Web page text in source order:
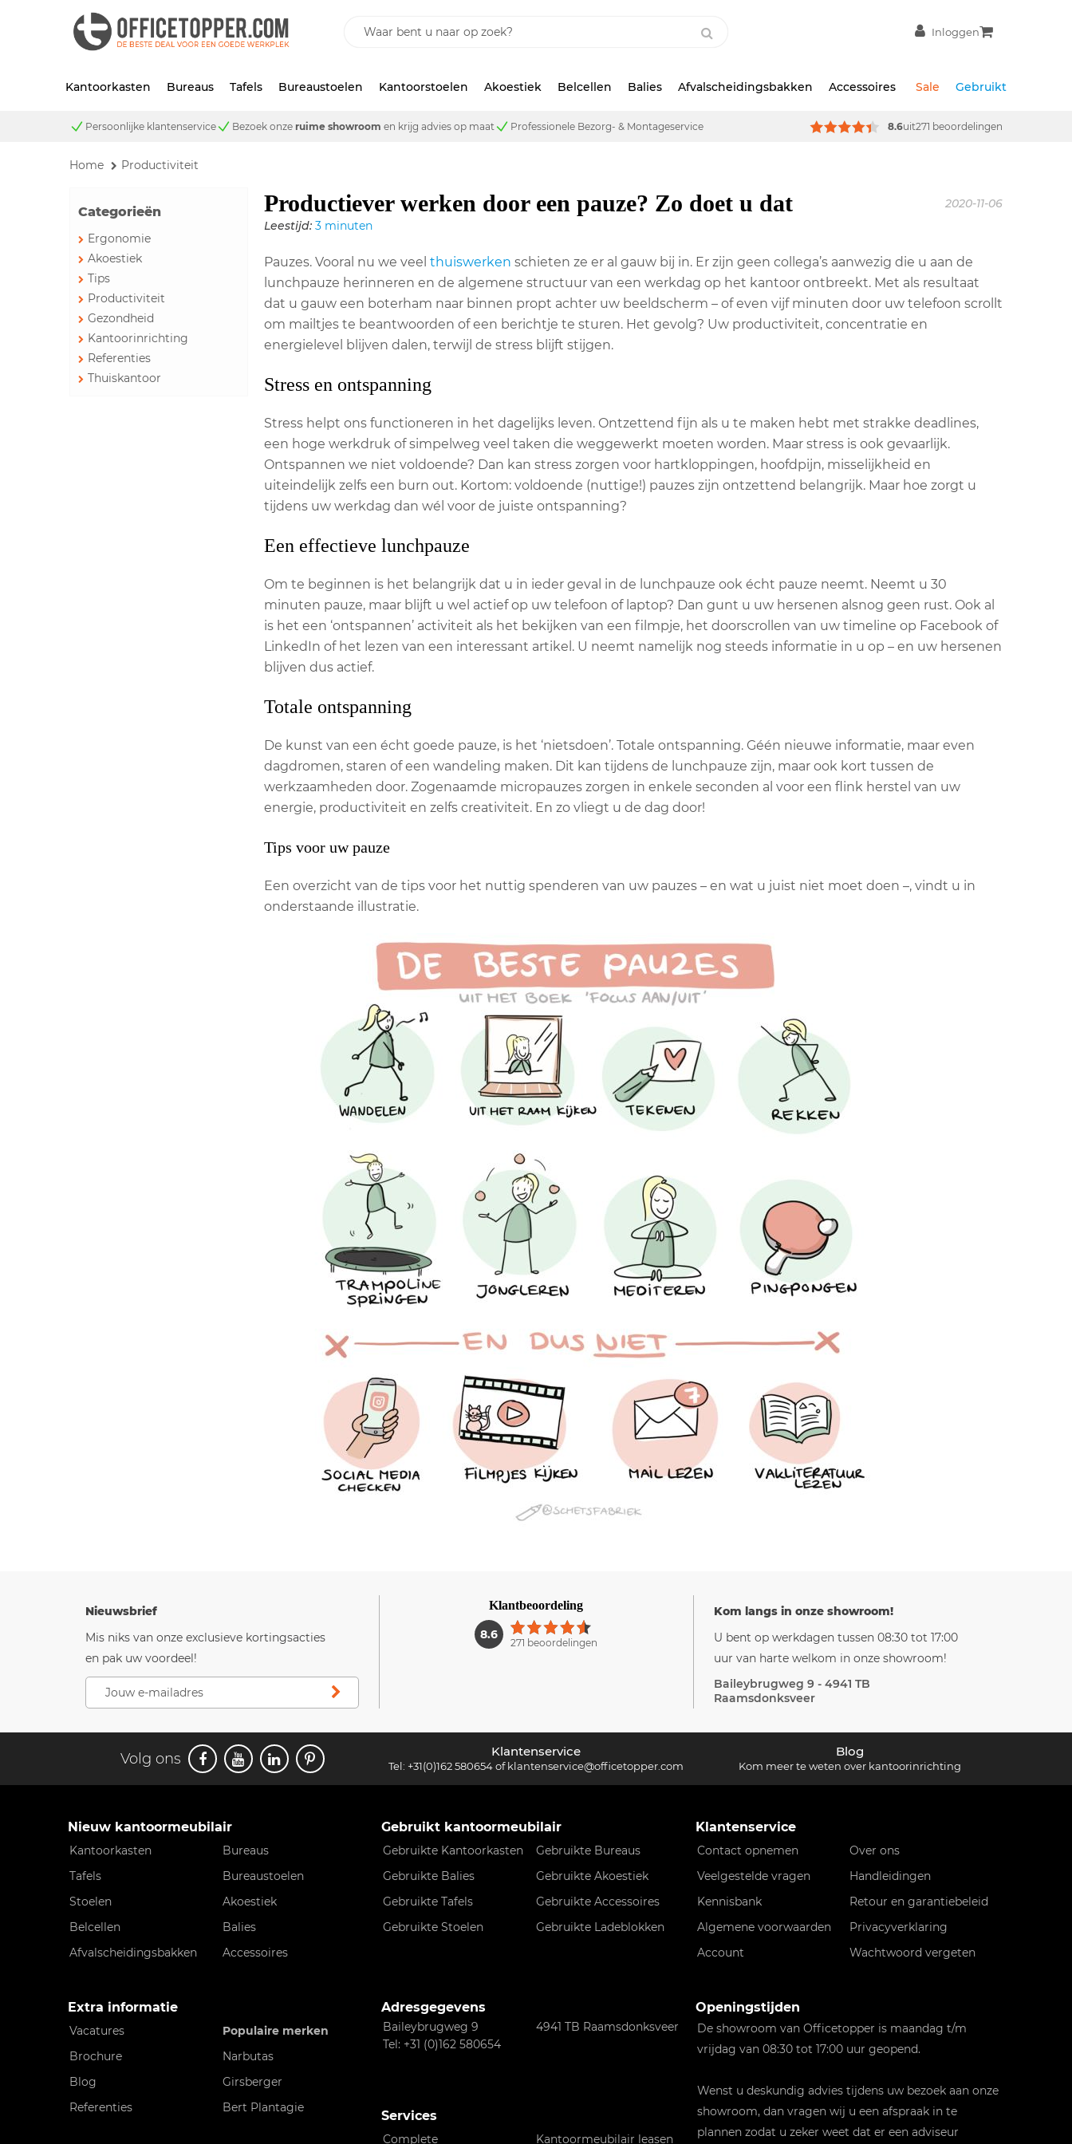
Inloggen
Kantoorkasten Bureaus Tafels Bureaustoelen Kantoorstoelen Akoestiek Belcellen Balies Afvalscheidingsbakken Accessoires Sale Gebruikt
Persoonlijke klantenservice Bezoek onze ruime showroom en krijg advies op maat Professionele Bezorg- & Montageservice 8.6uit271 beoordelingen
Home Productiviteit
Categorieën
Ergonomie
Akoestiek
Tips
Productiviteit
Gezondheid
Kantoorinrichting
Referenties
Thuiskantoor
Productiever werken door een pauze? Zo doet u dat
2020-11-06
Leestijd:3 minuten
Pauzes. Vooral nu we veel thuiswerken schieten ze er al gauw bij in. Er zijn geen collega’s aanwezig die u aan de
lunchpauze herinneren en de algemene structuur van een werkdag op het kantoor ontbreekt. Met als resultaat
dat u gauw een boterham naar binnen propt achter uw beeldscherm – of even vijf minuten door uw telefoon scrollt
om mailtjes te beantwoorden of een berichtje te sturen. Het gevolg? Uw productiviteit, concentratie en
energielevel blijven dalen, terwijl de stress blijft stijgen.
Stress en ontspanning
Stress helpt ons functioneren in het dagelijks leven. Ontzettend fijn als u te maken hebt met strakke deadlines,
een hoge werkdruk of simpelweg veel taken die weggewerkt moeten worden. Maar stress is ook gevaarlijk.
Ontspannen we niet voldoende? Dan kan stress zorgen voor hartkloppingen, hoofdpijn, misselijkheid en
uiteindelijk zelfs een burn out. Kortom: voldoende (nuttige!) pauzes zijn ontzettend belangrijk. Maar hoe zorgt u
tijdens uw werkdag dan wél voor de juiste ontspanning?
Een effectieve lunchpauze
Om te beginnen is het belangrijk dat u in ieder geval in de lunchpauze ook écht pauze neemt. Neemt u 30
minuten pauze, maar blijft u wel actief op uw telefoon of laptop? Dan gunt u uw hersenen alsnog geen rust. Ook al
is het een ‘ontspannen’ activiteit als het bekijken van een filmpje, het doorscrollen van uw timeline op Facebook of
LinkedIn of het lezen van een interessant artikel. U neemt namelijk nog steeds informatie in u op – en uw hersenen
blijven dus actief.
Totale ontspanning
De kunst van een écht goede pauze, is het ‘nietsdoen’. Totale ontspanning. Géén nieuwe informatie, maar even
dagdromen, staren of een wandeling maken. Dit kan tijdens de lunchpauze zijn, maar ook kort tussen de
werkzaamheden door. Zogenaamde micropauzes zorgen in enkele seconden al voor een flink herstel van uw
energie, productiviteit en zelfs creativiteit. En zo vliegt u de dag door!
Tips voor uw pauze
Een overzicht van de tips voor het nuttig spenderen van uw pauzes – en wat u juist niet moet doen –, vindt u in
onderstaande illustratie.
Nieuwsbrief
Mis niks van onze exclusieve kortingsacties
en pak uw voordeel!
Klantbeoordeling
8.6 1
271 beoordelingen
Kom langs in onze showroom!
U bent op werkdagen tussen 08:30 tot 17:00
uur van harte welkom in onze showroom!
Baileybrugweg 9 - 4941 TB
Raamsdonksveer
Volg ons Klantenservice
Tel: +31(0)162 580654ofklantenservice@officetopper.com
Blog
Kom meer te weten over kantoorinrichting
Nieuw kantoormeubilair
Kantoorkasten
Bureaus
Tafels
Bureaustoelen
Stoelen
Akoestiek
Belcellen
Balies
Afvalscheidingsbakken
Accessoires
Extra informatie
Vacatures
Populaire merken
Brochure
Narbutas
Blog
Girsberger
Referenties
Bert Plantagie
Gebruikt kantoormeubilair
Gebruikte Kantoorkasten
Gebruikte Bureaus
Gebruikte Balies
Gebruikte Akoestiek
Gebruikte Tafels
Gebruikte Accessoires
Gebruikte Stoelen
Gebruikte Ladeblokken
Adresgegevens
Baileybrugweg 9
4941 TB Raamsdonksveer
Tel: +31 (0)162 580654
Services
Complete Kantoormeubilair leasen
Klantenservice
Contact opnemen
Over ons
Veelgestelde vragen
Handleidingen
Kennisbank
Retour en garantiebeleid
Algemene voorwaarden
Privacyverklaring
Account
Wachtwoord vergeten
Openingstijden
De showroom van Officetopper is maandag t/m
vrijdag van 08:30 tot 17:00 uur geopend.
Wenst u deskundig advies tijdens uw bezoek aan onze
showroom, dan vragen wij u een afspraak in te
plannen zodat u zeker weet dat er een adviseur